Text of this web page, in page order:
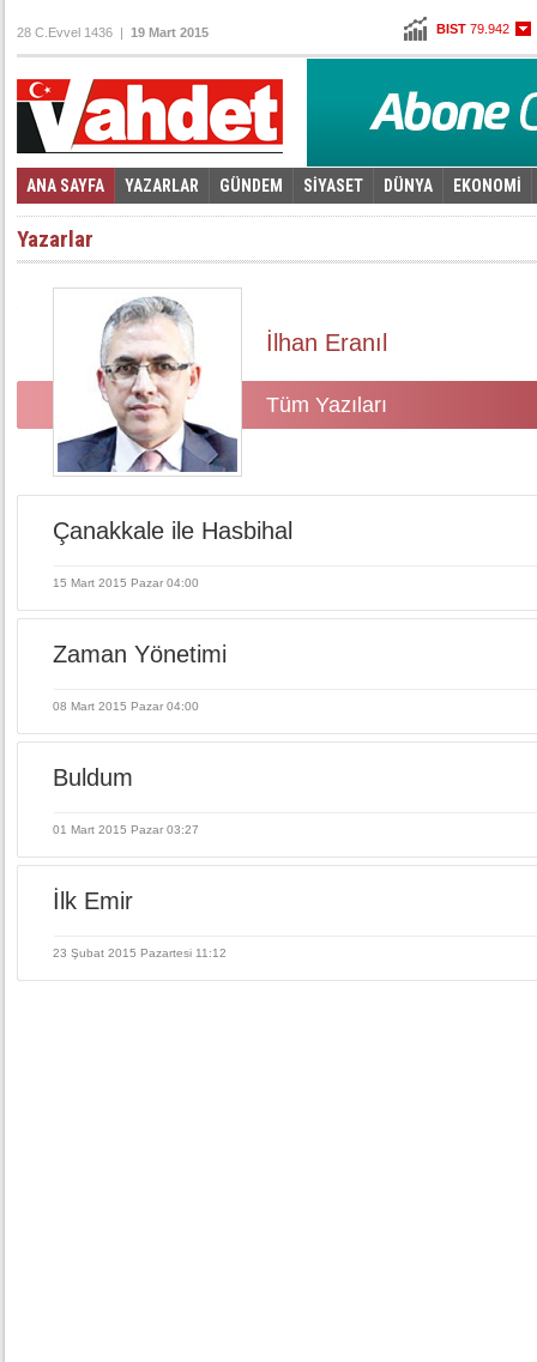
BIST 79.942
Altın96,930
Euro 2,7845
28 C.Evvel 1436 | 19 Mart 2015
ANA SAYFA YAZARLAR GÜNDEM SİYASET DÜNYA EKONOMİ
Foto Galeri | Video Galeri
Yazarlar
İlhan Eranıl
Tüm Yazıları
Çanakkale ile Hasbihal
15 Mart 2015 Pazar 04:00
Zaman Yönetimi
08 Mart 2015 Pazar 04:00
Buldum
01 Mart 2015 Pazar 03:27
İlk Emir
23 Şubat 2015 Pazartesi 11:12